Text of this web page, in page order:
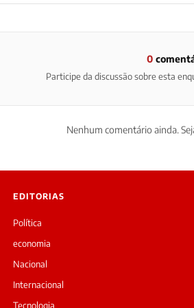
0
Participe da discussão sobre esta
Nenhum comentário ainda.
EDITORIAS
Política
economia
Nacional
Internacional
Tecnologia